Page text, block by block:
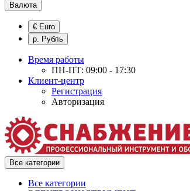
Валюта
€ Euro
р. Рубль
Время работы
ПН-ПТ: 09:00 - 17:30
Клиент-центр
Регистрация
Авторизация
Все категории
Все категории